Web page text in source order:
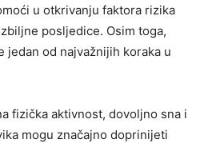
u otkrivanju faktora rizika
posljedice. Osim toga,
jedan od najvažnijih koraka u
fizička aktivnost, dovoljno sna i
mogu značajno doprinijeti